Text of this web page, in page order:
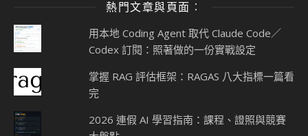
熱門文章與頁面︰
用本地 Coding Agent 取代 Claude Code／
Codex 訂閱：照著做的一份實戰設定
掌握 RAG 評估框架：RAGAS 八大指標一篇看
完
2026 連假 AI 學習指南：課程、證照與競賽